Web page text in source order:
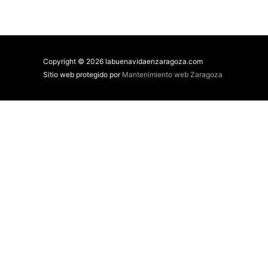
Copyright © 2026 labuenavidaenzaragoza.com
Sitio web protegido por Mantenimiento web Zaragoza